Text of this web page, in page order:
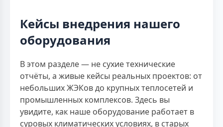
Кейсы внедрения нашего
оборудования
В этом разделе — не сухие технические
отчёты, а живые кейсы реальных проектов: от
небольших ЖЭКов до крупных теплосетей и
промышленных комплексов. Здесь вы
увидите, как наше оборудование работает в
суровых климатических условиях, в старых